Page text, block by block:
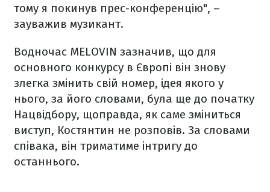
тому я покинув прес-конференцію", –
зауважив музикант.
Водночас MELOVIN зазначив, що для
основного конкурсу в Європі він знову
злегка змінить свій номер, ідея якого у
нього, за його словами, була ще до початку
Нацвідбору, щоправда, як саме зміниться
виступ, Костянтин не розповів. За словами
співака, він триматиме інтригу до
останнього.